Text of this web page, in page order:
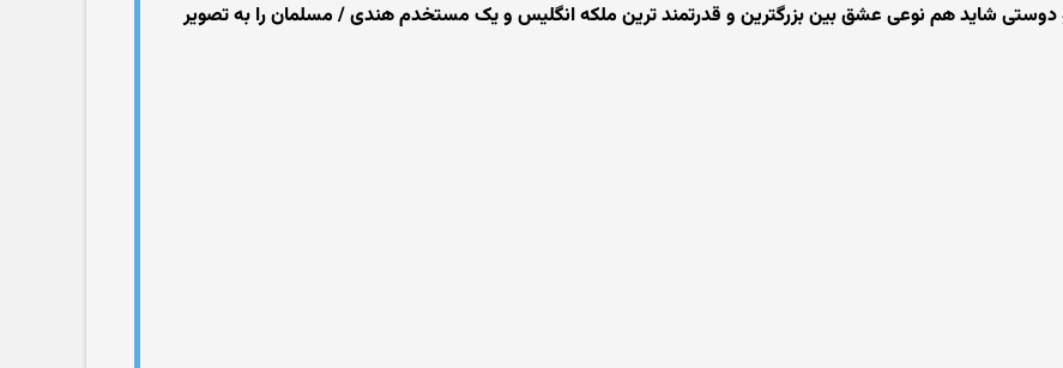
دوستی شاید هم نوعی عشق بین بزرگترین و قدرتمند ترین ملکه انگلیس و یک مستخدم هندی / مسلمان را به تصویر